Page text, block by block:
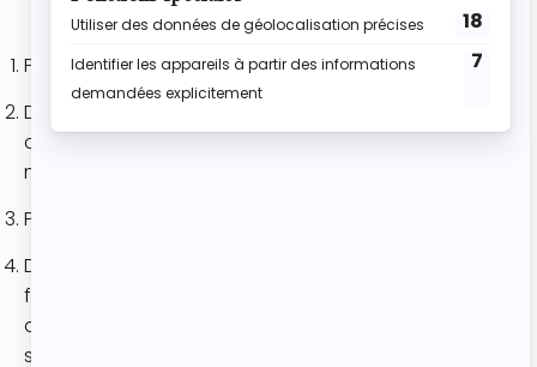
Préchauffe ton four à 180°
Dans un bol verse le chocolat grossièrement
concassé, le beurre et fais fondre le tout au bain-
marie ou au micro-ondes.
Place le tout de côté.
Dans second bol, verse les oeufs avec le sucre et
fouette pendant 10 minutes à l’aide d’un robot ou
d’un batteur électrique : ton mélange doit
s’éclaircir et tripler de volume.